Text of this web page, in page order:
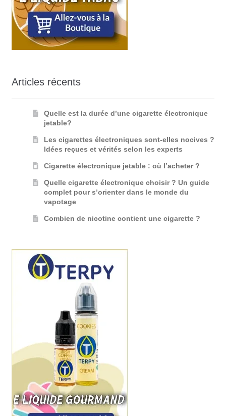
Articles récents
Quelle est la durée d’une cigarette électronique
jetable?
Les cigarettes électroniques sont-elles nocives ?
Idées reçues et vérités selon les experts
Cigarette électronique jetable : où l’acheter ?
Quelle cigarette électronique choisir ? Un guide
complet pour s’orienter dans le monde du
vapotage
Combien de nicotine contient une cigarette ?